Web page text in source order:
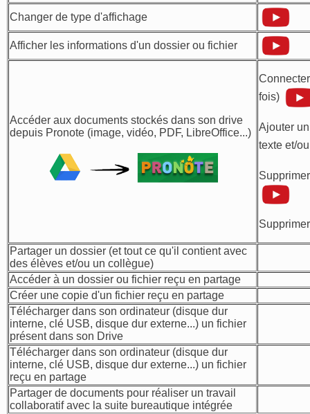
Changer de type d'affichage
Afficher les informations d'un dossier ou fichier
Accéder aux documents stockés dans son drive
depuis Pronote (image, vidéo, PDF, LibreOffice...)
fois)
Ajouter
texte et/
Partager un dossier (et tout ce qu'il contient avec
des élèves et/ou un collègue)
Accéder à un dossier ou fichier reçu en partage
Créer une copie d'un fichier reçu en partage
Télécharger dans son ordinateur (disque dur
interne, clé USB, disque dur externe...) un fichier
présent dans son Drive
Télécharger dans son ordinateur (disque dur
interne, clé USB, disque dur externe...) un fichier
reçu en partage
Partager de documents pour réaliser un travail
collaboratif avec la suite bureautique intégrée